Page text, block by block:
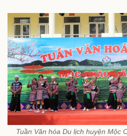
Tuần Văn hóa Du lịch huyện Mộc